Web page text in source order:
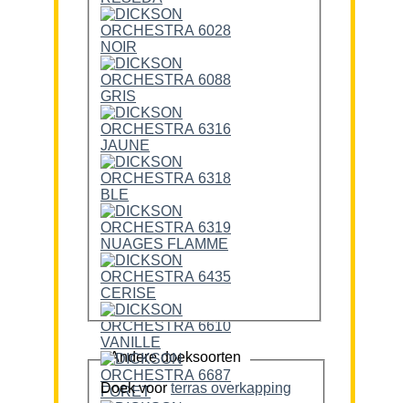
Andere doeksoorten
Doek voor terras overkapping